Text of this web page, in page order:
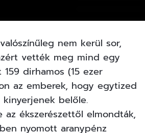
nem kerül sor,
vették meg mind egy
dirhamos (15 ezer
az emberek, hogy egytized
kinyerjenek belőle.
az ékszerészettől elmondták,
nyomott aranypénz